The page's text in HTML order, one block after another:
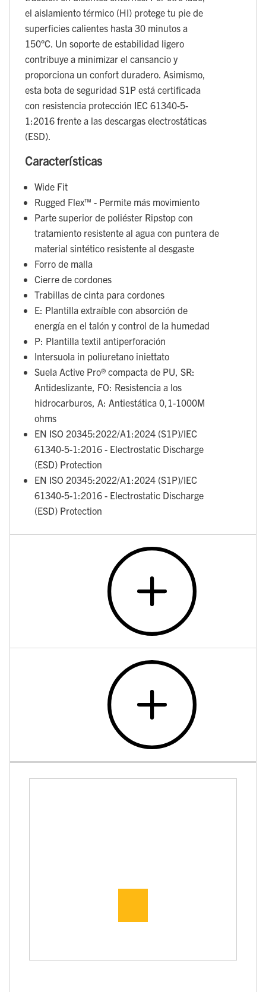
el aislamiento térmico (HI) protege tu pie de
superficies calientes hasta 30 minutos a
150°C. Un soporte de estabilidad ligero
contribuye a minimizar el cansancio y
proporciona un confort duradero. Asimismo,
esta bota de seguridad S1P está certificada
con resistencia protección IEC 61340-5-
1:2016 frente a las descargas electrostáticas
(ESD).
Características
Wide Fit
Rugged Flex™ - Permite más movimiento
Parte superior de poliéster Ripstop con
tratamiento resistente al agua con puntera de
material sintético resistente al desgaste
Forro de malla
Cierre de cordones
Trabillas de cinta para cordones
E: Plantilla extraíble con absorción de
energía en el talón y control de la humedad
P: Plantilla textil antiperforación
Intersuola in poliuretano iniettato
Suela Active Pro® compacta de PU, SR:
Antideslizante, FO: Resistencia a los
hidrocarburos, A: Antiestática 0,1-1000M
ohms
EN ISO 20345:2022/A1:2024 (S1P)/IEC
61340-5-1:2016 - Electrostatic Discharge
(ESD) Protection
EN ISO 20345:2022/A1:2024 (S1P)/IEC
61340-5-1:2016 - Electrostatic Discharge
(ESD) Protection